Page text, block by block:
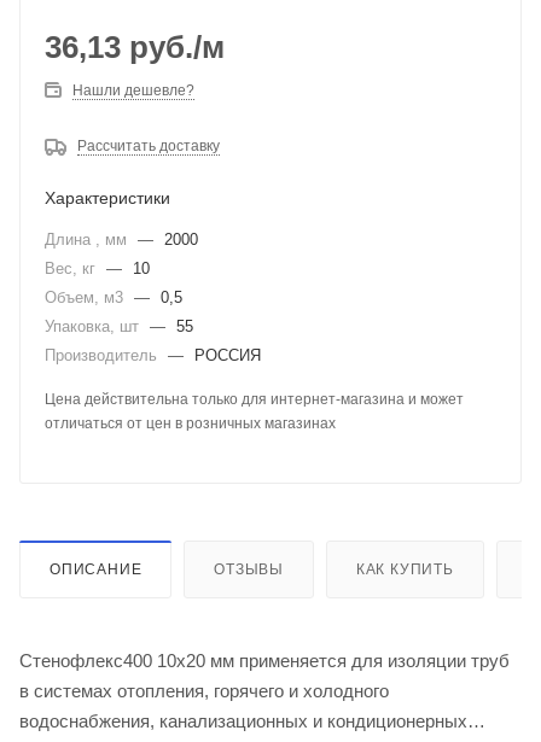
36,13 руб./м
Нашли дешевле?
Рассчитать доставку
Характеристики
Длина , мм — 2000
Вес, кг —
10
Объем, м3 — 0,5
Упаковка, шт — 55
Производитель
— РОССИЯ
Цена действительна только для интернет-магазина и может
отличаться от цен в розничных магазинах
ОПИСАНИЕ ОТЗЫВЫ КАК КУПИТЬ
Стенофлекс400 10х20 мм применяется для изоляции труб
в системах отопления, горячего и холодного
водоснабжения, канализационных и кондиционерных